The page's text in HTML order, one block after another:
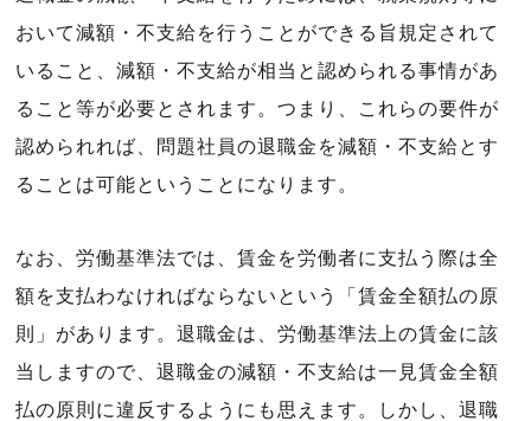
おいて減額・不支給を行うことができる旨規定されて
いること、減額・不支給が相当と認められる事情があ
ること等が必要とされます。つまり、これらの要件が
認められれば、問題社員の退職金を減額・不支給とす
ることは可能ということになります。
なお、労働基準法では、賃金を労働者に支払う際は全
額を支払わなければならないという「賃金全額払の原
則」があります。退職金は、労働基準法上の賃金に該
当しますので、退職金の減額・不支給は一見賃金全額
払の原則に違反するようにも思えます。しかし、退職